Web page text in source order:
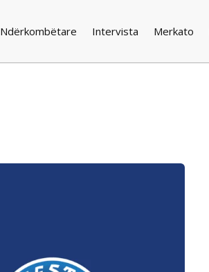
Ndërkombëtare Intervista Merkato